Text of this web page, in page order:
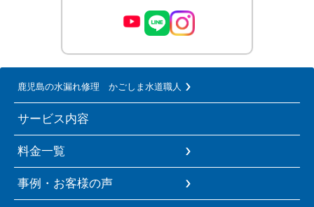
鹿児島の水漏れ修理 かごしま水道職人
サービス内容
料金一覧
事例・お客様の声